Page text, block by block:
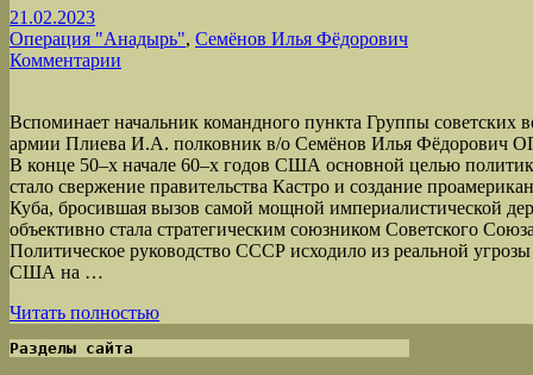
21.02.2023
Операция "Анадырь", Семёнов Илья Фёдорович
Комментарии
Вспоминает начальник командного пункта Группы советских
армии Плиева И.А. полковник в/о Семёнов Илья
В конце 50–х начале 60–х годов США основной целью
стало свержение правительства Кастро и создание
Куба, бросившая вызов самой мощной империалистической
объективно стала стратегическим союзником Советского
Политическое руководство СССР исходило из реальной
США на …
Читать полностью
Разделы сайта